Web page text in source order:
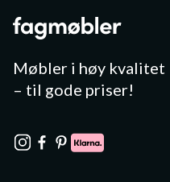
Møbler i høy kvalitet
– til gode priser!